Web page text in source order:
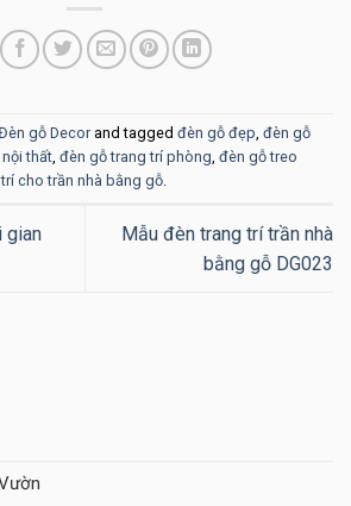
gỗ Decor and tagged đèn gỗ đẹp, đèn gỗ
thất, đèn gỗ trang trí phòng, đèn gỗ treo
cho trần nhà bằng gỗ.
gian
Mẫu đèn trang trí trần nhà
bằng gỗ DG023